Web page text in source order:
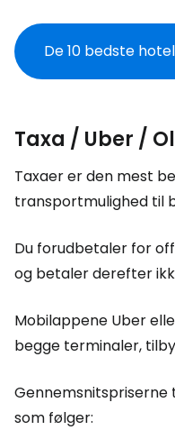
De 10 bedste
Taxa / Uber /
Taxaer er den mest
transportmulighed til
Du forudbetaler for
og betaler derefter
Mobilappene Uber
begge terminaler,
som følger: